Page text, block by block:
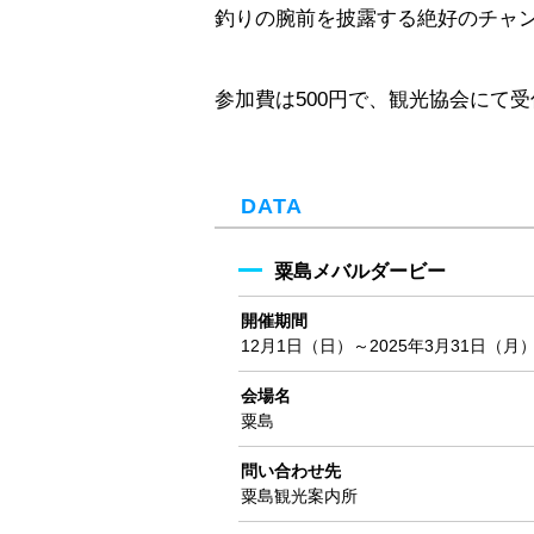
釣りの腕前を披露する絶好のチャ
参加費は500円で、観光協会にて受
DATA
粟島メバルダービー
開催期間
12月1日（日）～2025年3月31日（月）
会場名
粟島
問い合わせ先
粟島観光案内所